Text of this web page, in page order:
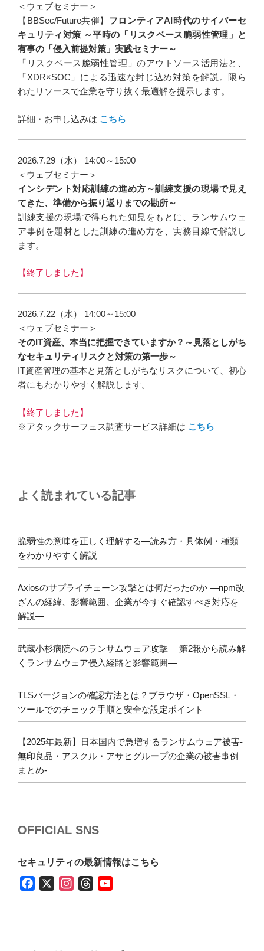
＜ウェブセミナー＞
【BBSec/Future共催】 フロンティアAI時代のサイバーセ
キュリティ対策 ～平時の「リスクベース脆弱性管理」と
有事の「侵入前提対策」実践セミナー～
「リスクベース脆弱性管理」のアウトソース活用法と、
「XDR×SOC」による迅速な封じ込め対策を解説。限ら
れたリソースで企業を守り抜く最適解を提示します。
詳細・お申し込みは こちら
2026.7.29（水） 14:00～15:00
＜ウェブセミナー＞
インシデント対応訓練の進め方～訓練支援の現場で見え
てきた、準備から振り返りまでの勘所～
訓練支援の現場で得られた知見をもとに、ランサムウェ
ア事例を題材とした訓練の進め方を、実務目線で解説し
ます。
【終了しました】
2026.7.22（水） 14:00～15:00
＜ウェブセミナー＞
そのIT資産、本当に把握できていますか？～見落としがち
なセキュリティリスクと対策の第一歩～
IT資産管理の基本と見落としがちなリスクについて、初心
者にもわかりやすく解説します。
【終了しました】
※アタックサーフェス調査サービス詳細は こちら
よく読まれている記事
脆弱性の意味を正しく理解する―読み方・具体例・種類
をわかりやすく解説
Axiosのサプライチェーン攻撃とは何だったのか ―npm改
ざんの経緯、影響範囲、企業が今すぐ確認すべき対応を
解説―
武蔵小杉病院へのランサムウェア攻撃 ―第2報から読み解
くランサムウェア侵入経路と影響範囲―
TLSバージョンの確認方法とは？ブラウザ・OpenSSL・
ツールでのチェック手順と安全な設定ポイント
【2025年最新】日本国内で急増するランサムウェア被害-
無印良品・アスクル・アサヒグループの企業の被害事例
まとめ-
OFFICIAL SNS
セキュリティの最新情報はこちら